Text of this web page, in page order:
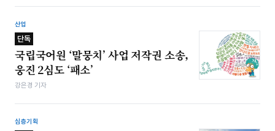
산업
단독
국립국어원 ‘말뭉치’ 사업 저작권 소송,
웅진 2심도 ‘패소’
강은경 기자
심층기획